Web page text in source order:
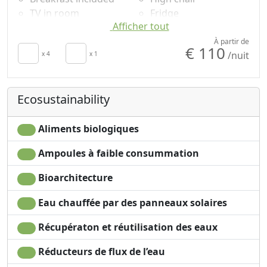
1 heure et demie: Venise, Milan, Modène (Ferrari
TV in room
Autonomous heating
Crib
Patio
Towels
Draps
Cupboard or
Wardrobe
Desk
Ironing facilities
Fridge
Plancher en bois
Bathtub
Shampooing sans
doses uniques
Mountain view
Garden view
Afficher tout
x 4 x 1
À partir de
€ 110 /nuit
Ecosustainability
Aliments biologiques
Ampoules à faible consummation
Bioarchitecture
Eau chauffée par des panneaux solaires
Récupératon et réutilisation des eaux
Réducteurs de flux de l’eau